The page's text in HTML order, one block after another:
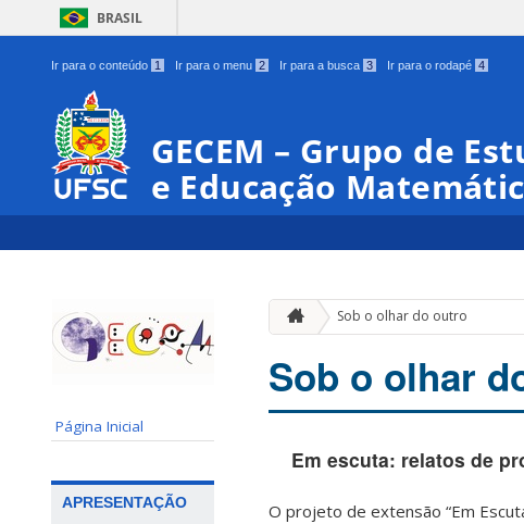
BRASIL
Ir para o conteúdo 1 Ir para o menu 2 Ir para a busca 3 Ir para o rodapé 4
GECEM – Grupo de
e Educação
Página Inicial
APRESENTAÇÃO
Sob o olhar do outro
Sob o olhar
Em escuta: relatos de
O projeto de extensão “Em